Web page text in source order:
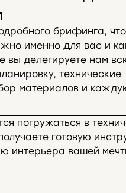
брифинга,
именно для вас и
вы делегируете нам
технические
материалов и
погружаться в
готовую
интерьера вашей